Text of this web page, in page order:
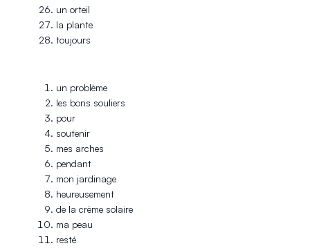
un orteil
la plante
toujours
un problème
les bons souliers
pour
soutenir
mes arches
pendant
mon jardinage
heureusement
de la crème solaire
ma peau
resté